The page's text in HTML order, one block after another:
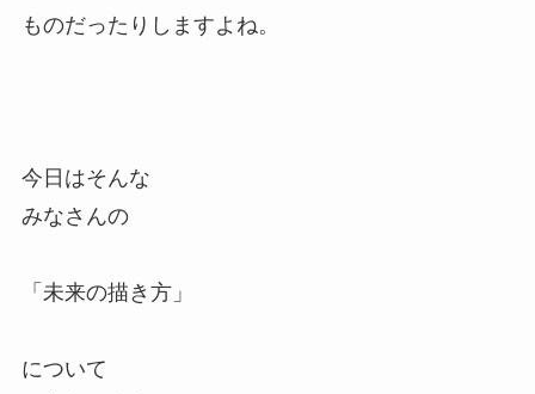
ものだったりしますよね。
今日はそんな
みなさんの
「未来の描き方」
について